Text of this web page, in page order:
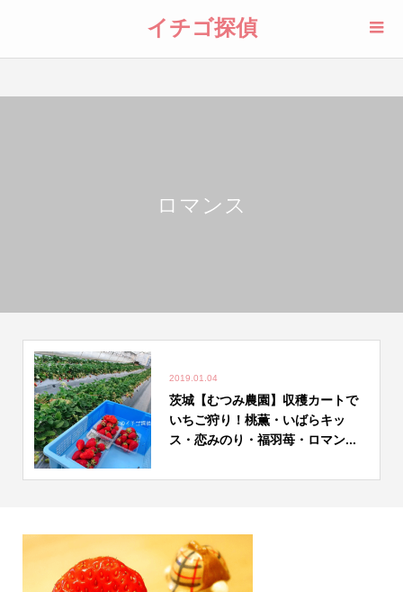
イチゴ探偵
ロマンス
2019.01.04
茨城【むつみ農園】収穫カートで
いちご狩り！桃薫・いばらキッ
ス・恋みのり・福羽苺・ロマン...